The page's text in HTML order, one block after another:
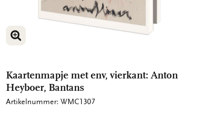
VERGROOT AFBEELDING
VERGROOT AFBEELDING
Kaartenmapje met env, vierkant: Anton
Heyboer, Bantans
Artikelnummer: WMC1307